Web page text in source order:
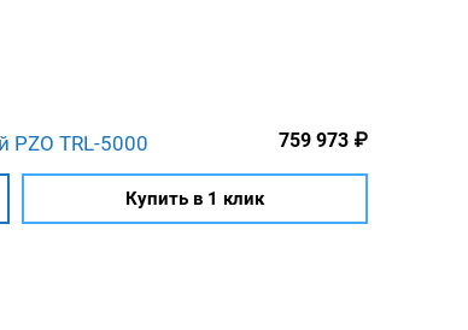
TRL-5000 759 973 ₽
Купить в 1 клик